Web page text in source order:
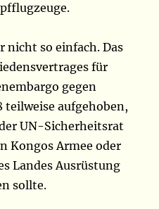
nicht so einfach. Das
für
gegen
teilweise aufgehoben,
UN-Sicherheitsrat
Kongos Armee oder
Landes Ausrüstung
sollte.